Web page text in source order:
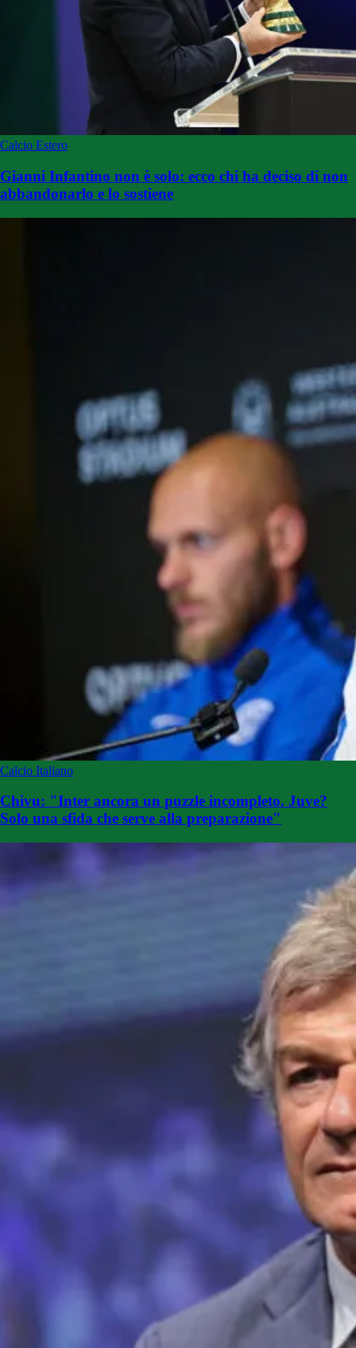
Calcio Estero
Gianni Infantino non è solo: ecco chi ha deciso di non
abbandonarlo e lo sostiene
Calcio Italiano
Chivu: "Inter ancora un puzzle incompleto. Juve?
Solo una sfida che serve alla preparazione"